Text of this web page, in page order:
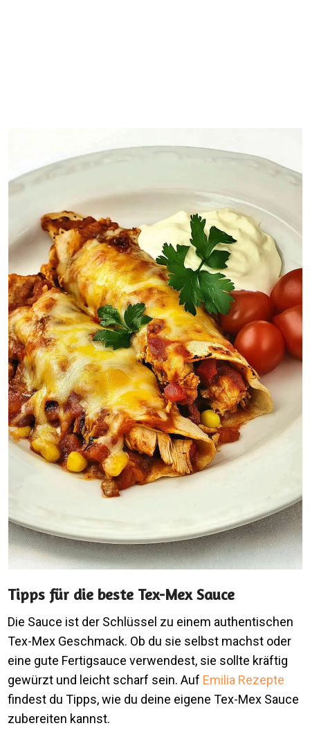
Tipps für die beste Tex-Mex Sauce
Die Sauce ist der Schlüssel zu einem authentischen
Tex-Mex Geschmack. Ob du sie selbst machst oder
eine gute Fertigsauce verwendest, sie sollte kräftig
gewürzt und leicht scharf sein. Auf Emilia Rezepte
findest du Tipps, wie du deine eigene Tex-Mex Sauce
zubereiten kannst.